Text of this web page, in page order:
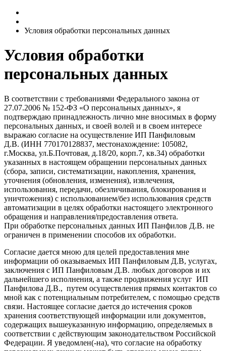
Условия обработки персональных данных
Условия обработки
персональных данных
В соответствии с требованиями Федерального закона от
27.07.2006 № 152-ФЗ «О персональных данных», я
подтверждаю принадлежность лично мне вносимых в форму
персональных данных, и своей волей и в своем интересе
выражаю согласие на осуществление ИП Панфиловым
Д.В. (ИНН 770170128837, местонахождение: 105082,
г.Москва, ул.Б.Почтовая, д.18/20, корп.7, кв.34) обработки
указанных в настоящем обращении персональных данных
(сбора, записи, систематизации, накопления, хранения,
уточнения (обновления, изменения), извлечения,
использования, передачи, обезличивания, блокирования и
уничтожения) с использованием/без использования средств
автоматизации в целях обработки настоящего электронного
обращения и направления/предоставления ответа.
При обработке персональных данных ИП Панфилов Д.В. не
ограничен в применении способов их обработки.
Согласие дается мною для целей предоставления мне
информации об оказываемых ИП Панфиловым Д.В, услугах,
заключения с ИП Панфиловым Д.В. любых договоров и их
дальнейшего исполнения, а также продвижения услуг ИП
Панфилова Д.В., путем осуществления прямых контактов со
мной как с потенциальным потребителем, с помощью средств
связи. Настоящее согласие дается до истечения сроков
хранения соответствующей информации или документов,
содержащих вышеуказанную информацию, определяемых в
соответствии с действующим законодательством Российской
Федерации. Я уведомлен(-на), что согласие на обработку